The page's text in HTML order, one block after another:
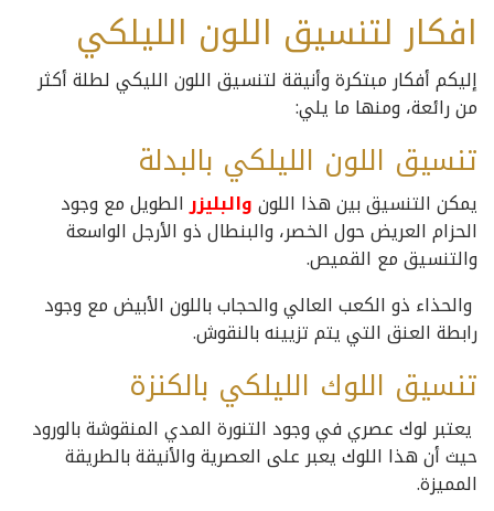
افكار لتنسيق اللون الليلكي
إليكم أفكار مبتكرة وأنيقة لتنسيق اللون الليكي لطلة أكثر
من رائعة، ومنها ما يلي:
تنسيق اللون الليلكي بالبدلة
يمكن التنسيق بين هذا اللونوالبليزرالطويل مع وجود
الحزام العريض حول الخصر، والبنطال ذو الأرجل الواسعة
والتنسيق مع القميص.
والحذاء ذو الكعب العالي والحجاب باللون الأبيض مع وجود
رابطة العنق التي يتم تزيينه بالنقوش.
تنسيق اللوك الليلكي بالكنزة
يعتبر لوك عصري في وجود التنورة المدي المنقوشة بالورود
حيث أن هذا اللوك يعبر على العصرية والأنيقة بالطريقة
المميزة.